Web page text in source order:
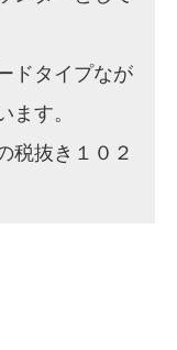
ドタイプなが
ます。
税抜き１０２